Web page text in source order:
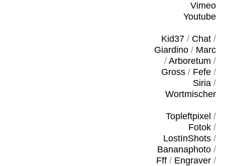
Vimeo
Youtube
Kid37/ Chat/
Giardino/ Marc
/ Arboretum /
Gross/ Fefe/
Siria/
Wortmischer
Topleftpixel /
Fotok/
LostInShots/
Bananaphoto/
Fff/ Engraver/